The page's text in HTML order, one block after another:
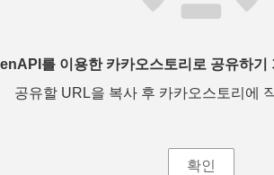
를 이용한 카카오스토리로 공유하기
공유할 URL을 복사 후 카카오스토리에
확인